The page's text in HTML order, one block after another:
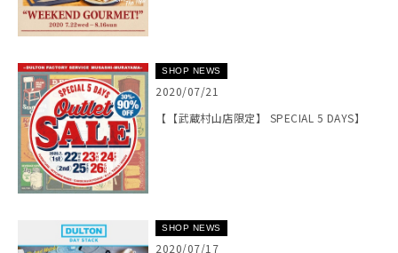
SHOP NEWS
2020/07/21
【【武蔵村山店限定】 SPECIAL 5 DAYS】
SHOP NEWS
2020/07/17